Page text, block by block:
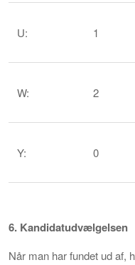
U: 1
W: 2
Y: 0
6. Kandidatudvælgelsen
Når man har fundet ud af,